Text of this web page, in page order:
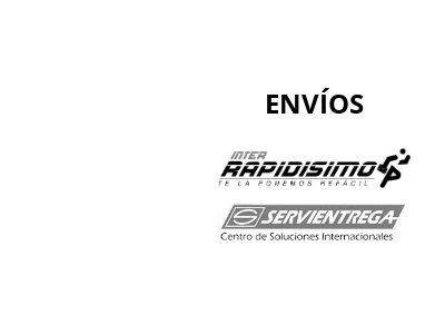
ENVÍOS